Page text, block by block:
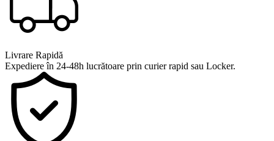
Livrare Rapidă
Expediere în 24-48h lucrătoare prin curier rapid sau Locker.